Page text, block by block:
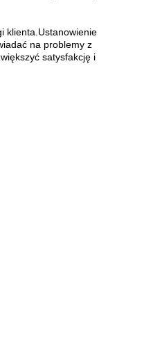
klienta.Ustanowienie
na problemy z
satysfakcję i